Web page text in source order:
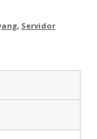
, Servidor